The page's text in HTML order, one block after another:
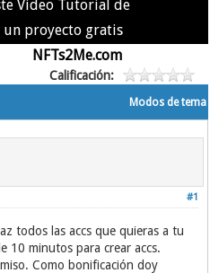
Video Tutorial de
un proyecto gratis
NFTs2Me.com
Calificación:
Modos de tema
#1
todos las accs que quieras a tu
10 minutos para crear accs.
Como bonificación doy